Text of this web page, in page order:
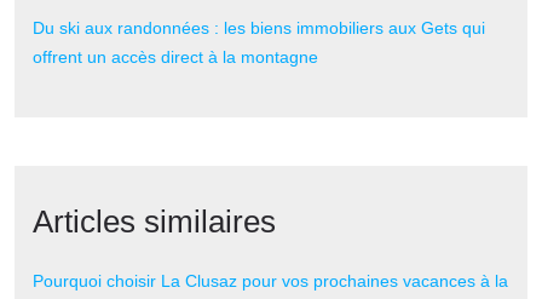
Du ski aux randonnées : les biens immobiliers aux Gets qui
offrent un accès direct à la montagne
Articles similaires
Pourquoi choisir La Clusaz pour vos prochaines vacances à la